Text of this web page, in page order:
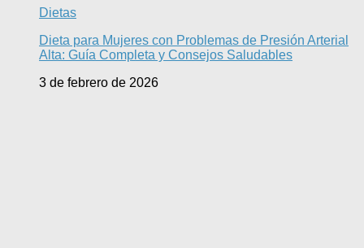
Dietas
Dieta para Mujeres con Problemas de Presión Arterial
Alta: Guía Completa y Consejos Saludables
3 de febrero de 2026